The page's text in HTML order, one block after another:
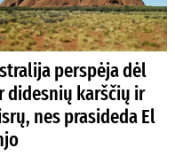
perspėja dėl
didesnių karščių ir
nes prasideda El